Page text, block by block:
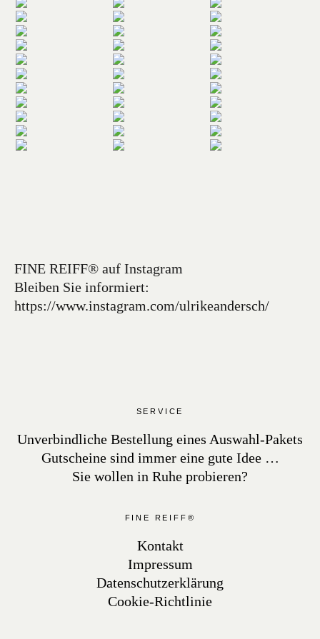
FINE REIFF® auf Instagram
Bleiben Sie informiert:
https://www.instagram.com/ulrikeandersch/
SERVICE
Unverbindliche Bestellung eines Auswahl-Pakets
Gutscheine sind immer eine gute Idee …
Sie wollen in Ruhe probieren?
FINE REIFF®
Kontakt
Impressum
Datenschutzerklärung
Cookie-Richtlinie